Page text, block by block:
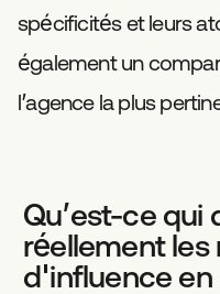
spécificités et leurs
également un
l’agence la plus
Qu’est-ce qui
réellement les
d'influence en